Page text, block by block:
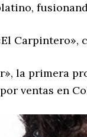
la primera
ventas en